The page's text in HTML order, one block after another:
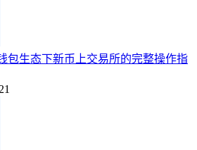
包生态下新币上交易所的完整操作指